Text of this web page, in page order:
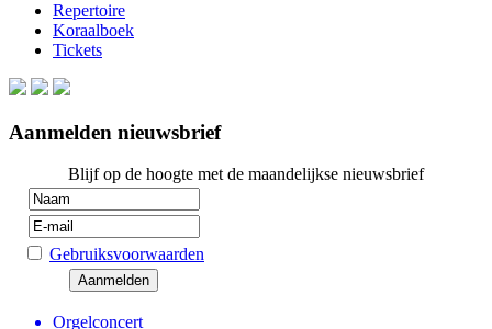
Repertoire
Koraalboek
Tickets
Aanmelden nieuwsbrief
Blijf op de hoogte met de maandelijkse nieuwsbrief
Gebruiksvoorwaarden
Orgelconcert